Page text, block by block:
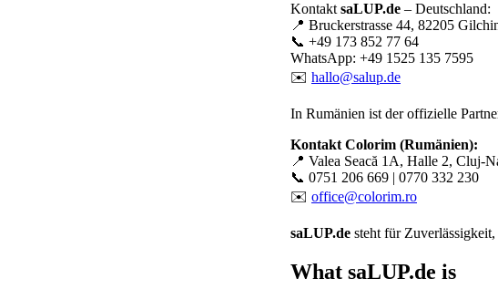
Kontakt saLUP.de – Deutschland:
📍 Bruckerstrasse 44, 82205
📞 +49 173 852 77 64
WhatsApp: +49 1525 135 7595
✉️ hallo@salup.de
In Rumänien ist der offizielle
Kontakt Colorim (Rumänien):
📍 Valea Seacă 1A, Halle 2, Cluj-
📞 0751 206 669 | 0770 332 230
✉️ office@colorim.ro
saLUP.de steht für
What saLUP.de is